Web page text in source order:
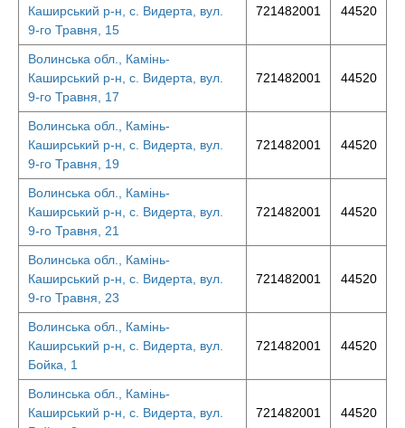
Каширський р-н, с. Видерта, вул.
9-го Травня, 15
721482001 44520
Волинська обл., Камінь-
Каширський р-н, с. Видерта, вул.
9-го Травня, 17
721482001 44520
Волинська обл., Камінь-
Каширський р-н, с. Видерта, вул.
9-го Травня, 19
721482001 44520
Волинська обл., Камінь-
Каширський р-н, с. Видерта, вул.
9-го Травня, 21
721482001 44520
Волинська обл., Камінь-
Каширський р-н, с. Видерта, вул.
9-го Травня, 23
721482001 44520
Волинська обл., Камінь-
Каширський р-н, с. Видерта, вул.
Бойка, 1
721482001 44520
Волинська обл., Камінь-
Каширський р-н, с. Видерта, вул.
721482001 44520